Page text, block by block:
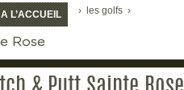
L’ACCUEIL › les golfs ›
Rose